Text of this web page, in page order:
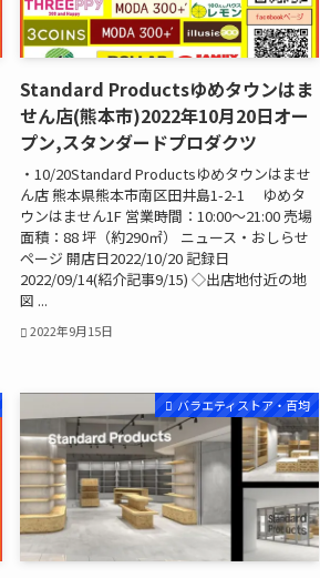
Standard Productsゆめタウンはま
せん店(熊本市)2022年10月20日オー
プン,スタンダードプロダクツ
・10/20Standard Productsゆめタウンはませ
ん店 熊本県熊本市南区田井島1-2-1 ゆめタ
ウンはません1F 営業時間：10:00～21:00 売場
面積：88 坪（約290㎡） ニュース・おしらせ
ページ 開店日2022/10/20 記録日
2022/09/14(紹介記事9/15) ◇出店地付近の地
図 ...
2022年9月15日
バラエティストア・百均